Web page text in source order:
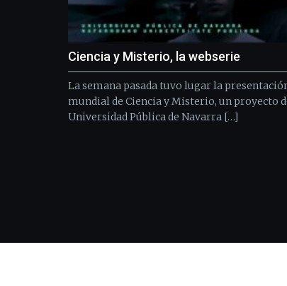
Ciencia y Misterio, la webserie
La semana pasada tuvo lugar la
mundial de Ciencia y Misterio, un proyecto
Universidad Pública de Navarra […]